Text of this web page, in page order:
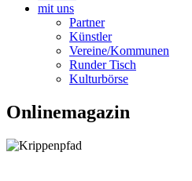
mit uns
Partner
Künstler
Vereine/Kommunen
Runder Tisch
Kulturbörse
Onlinemagazin